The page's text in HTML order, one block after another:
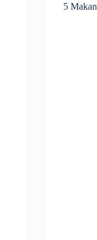
5